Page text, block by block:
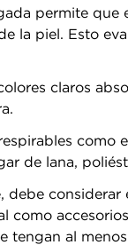
permite que
la piel. Esto
claros
como
de lana,
debe
como
tengan al